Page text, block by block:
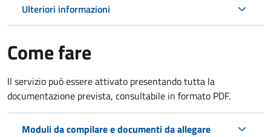
Ulteriori informazioni
Come fare
Il servizio può essere attivato presentando tutta la
documentazione prevista, consultabile in formato PDF.
Moduli da compilare e documenti da allegare